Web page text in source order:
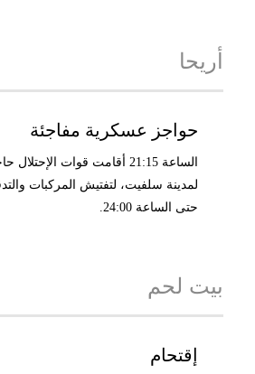
أريحا
حواجز عسكرية مفاجئة
الساعة 21:15 أقامت قوات
لمدينة سلفيت، لتفتيش المركبات
حتى الساعة 24:00.
بيت لحم
إقتحام